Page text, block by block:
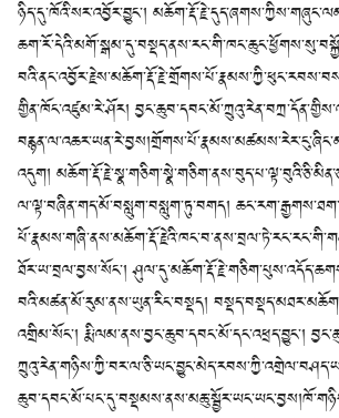
ཉིད་དུ་ཁོའི་སར་འབྱོར་བྱུང་།
གྱིན་ཁོང་འཛུམ་རེ་ཤོར།
འདུག།
ལ་ལྟ་བཞིན་གད་མོ་བསླུག་བསླུག་ཏུ་བགད།
ཐོར་ཡ་བྲལ་བྱས་སོང་།
བའི་མཚན་མོ་རུམ་ནས་ཡུན་རིང་བསྡད།
འགྲིམ་སོང་། རྨི་ལམ་ནས་བྱང་ཆུབ་དབང་མོ་དང་འཕྲད་བྱུང་།